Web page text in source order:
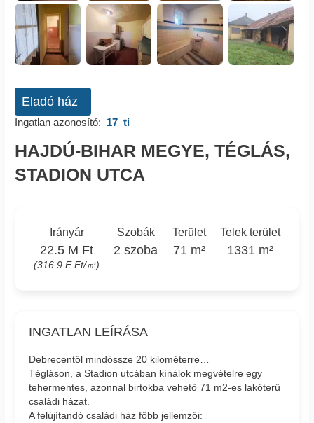
Eladó ház
Ingatlan azonosító: 17_ti
HAJDÚ-BIHAR MEGYE, TÉGLÁS,
STADION UTCA
Irányár
22.5 M Ft
(316.9 E Ft/㎡)
Szobák
2 szoba
Terület
71 m²
Telek terület
1331 m²
INGATLAN LEÍRÁSA
Debrecentől mindössze 20 kilométerre…
Tégláson, a Stadion utcában kínálok megvételre egy
tehermentes, azonnal birtokba vehető 71 m2-es lakóterű
családi házat.
A felújítandó családi ház főbb jellemzői: